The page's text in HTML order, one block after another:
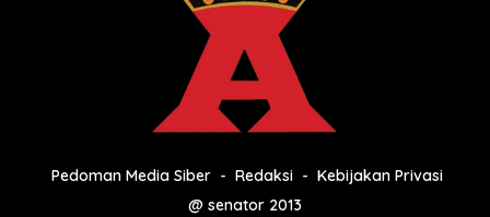
Pedoman Media Siber Redaksi
Kebijakan Privasi
@ senator 2013